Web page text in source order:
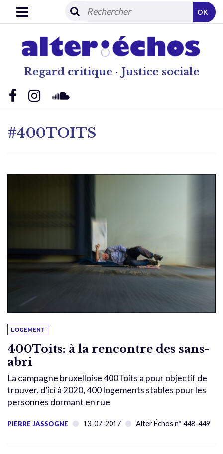
Regard critique · Justice sociale
OK
#400TOITS
LOGEMENT
400Toits: à la rencontre des sans-
abri
La campagne bruxelloise 400Toits a pour objectif de
trouver, d’ici à 2020, 400 logements stables pour les
personnes dormant en rue.
PIERRE JASSOGNE 13-07-2017 Alter Échos n° 448-449